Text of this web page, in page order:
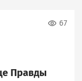
67
Правды